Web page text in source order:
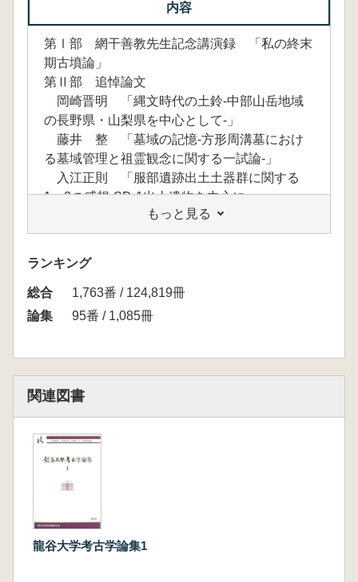
内容
第Ⅰ部 網干善教先生記念講演録 「私の終末
期古墳論」
第Ⅱ部 追悼論文
岡崎晋明 「縄文時代の土鈴-中部山岳地域
の長野県・山梨県を中心として-」
藤井 整 「墓域の記憶-方形周溝墓におけ
る墓域管理と祖霊観念に関する一試論-」
入江正則 「服部遺跡出土土器群に関する
1、2の感想-SD-1出土遺物を中心に-」
北井利幸 「特殊器台・特殊壺の型式学的研
究」、
近藤義行 「うずの記憶」
西岡巧次 「白鶴美術館蔵金剛林寺旧蔵資料
の研究-四獣形鏡-」
有働智奘 「仏獣鏡」の伝播とその思想
計とその意義」
奥村清一郎 「丹後法王寺古墳の研究」
る-志賀古墳群を中心に-」
吉田野々 「高安千塚と中河内の集落につい
ての基礎的考察」
装飾付太刀-新羅式環頭太刀の展開-」
藤井利章 「謎の大寺・斑鳩中宮寺跡」
もっと見る
ランキング
総合
1,763番 / 124,819冊
論集
95番 / 1,085冊
関連図書
龍谷大学考古学論集1